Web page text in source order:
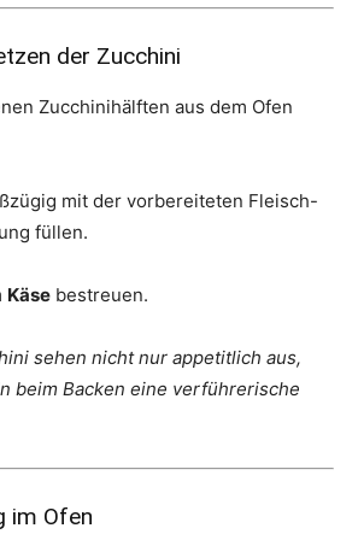
der Zucchini
Zucchinihälften aus dem Ofen
mit der vorbereiteten Fleisch-
füllen.
Käse bestreuen.
sehen nicht nur appetitlich aus,
beim Backen eine verführerische
im Ofen